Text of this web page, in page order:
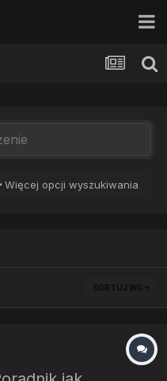
Więcej opcji wyszukiwania
SORTUJ WG